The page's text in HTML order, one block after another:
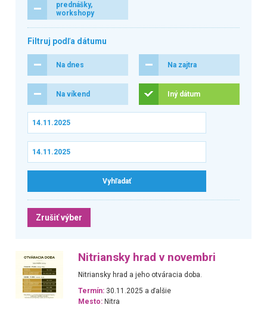
prednášky,
workshopy
Filtruj podľa dátumu
Na dnes Na zajtra
Na víkend Iný dátum
Zrušiť výber
Nitriansky hrad v novembri
Nitriansky hrad a jeho otváracia doba.
Termín: 30.11.2025 a ďalšie
Mesto: Nitra